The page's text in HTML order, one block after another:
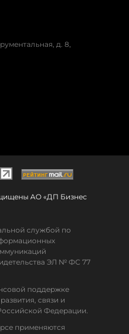
д. 8,
АО «ДП Бизнес
службой по
ЭЛ № ФС 77
поддержке
связи и
Федерации.
применяются